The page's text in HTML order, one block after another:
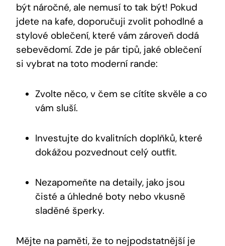
být náročné, ale nemusí to tak být! Pokud
jdete na kafe, doporučuji zvolit pohodlné a
stylové oblečení, které vám zároveň dodá
sebevědomí. Zde je pár tipů, jaké oblečení
si vybrat na toto moderní rande:
Zvolte něco, v čem se cítíte skvěle a co
vám sluší.
Investujte do kvalitních doplňků, které
dokážou pozvednout celý outfit.
Nezapomeňte na detaily, jako jsou
čisté a úhledné boty nebo vkusně
sladěné šperky.
Mějte na paměti, že to nejpodstatnější je